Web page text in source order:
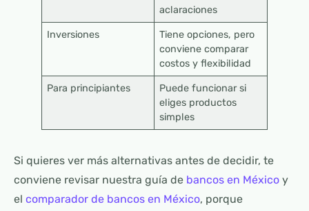
aclaraciones
Inversiones
Tiene opciones, pero
conviene comparar
costos y flexibilidad
Para principiantes
Puede funcionar si
eliges productos
simples
Si quieres ver más alternativas antes de decidir, te
conviene revisar nuestra guía de bancos en México y
el comparador de bancos en México, porque